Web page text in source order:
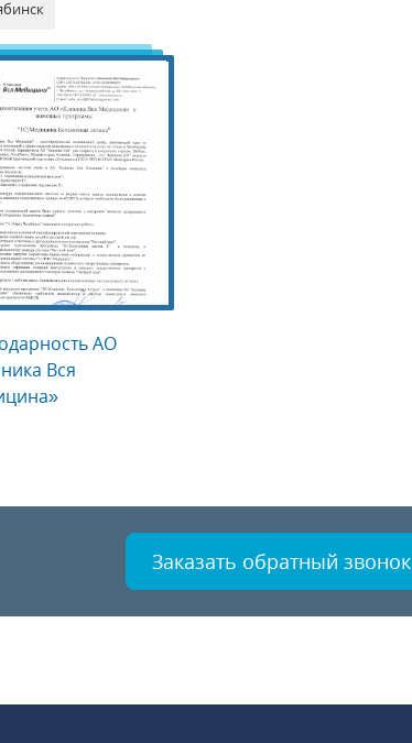
АО
Вся
Заказать обратный звонок